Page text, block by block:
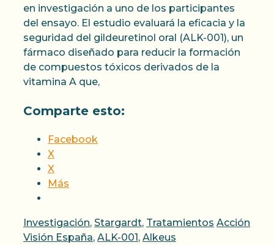
en investigación a uno de los participantes
del ensayo. El estudio evaluará la eficacia y la
seguridad del gildeuretinol oral (ALK-001), un
fármaco diseñado para reducir la formación
de compuestos tóxicos derivados de la
vitamina A que,
Comparte esto:
Facebook
X
X
Más
Categorías
Investigación, Stargardt, Tratamientos Etiquetas
Acción
Visión España, ALK-001, Alkeus